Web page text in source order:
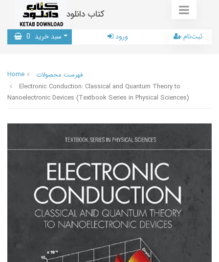
کتاب دانلود
سبد خرید 0 ورود ثبت‌نام
Home
فهرست محصولات
Electronic Conduction: Classical and Quantum Theory to
Nanoelectronic Devices (Textbook Series in Physical Sciences)